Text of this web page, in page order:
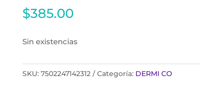
$385.00
Sin existencias
SKU: 7502247142312 Categoría: DERMI CO